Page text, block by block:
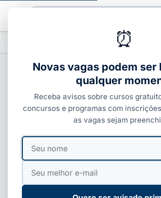
PROFISSIONALIZANTES
ENEM, SISU E PROUNI
FIES: quem
PorIvan Alves·17 de jun, 2026·5
⏰
Novas vagas podem ser
qualquer
Receba avisos sobre cursos
concursos e programas com
as vagas sejam
Seu
nome
Seu
mail